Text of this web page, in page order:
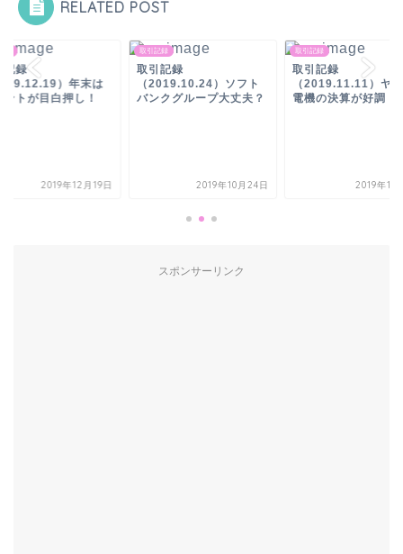
RELATED POST
記録
）年末は
ントが目白押し！
2019年12月19日
取引記録
取引記録
（2019.10.24）ソフト
バンクグループ大丈夫？
2019年10月24日
取引記録
取引記録
（2019.11.11）ヤ
電機の決算が好調！
2019年11
スポンサーリンク